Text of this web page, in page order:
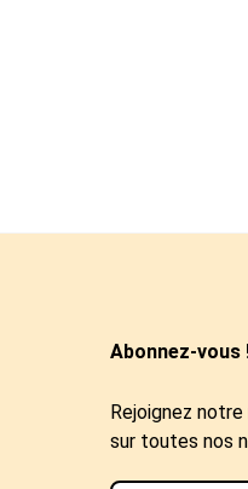
Abonnez-vous
Rejoignez
sur toutes nos